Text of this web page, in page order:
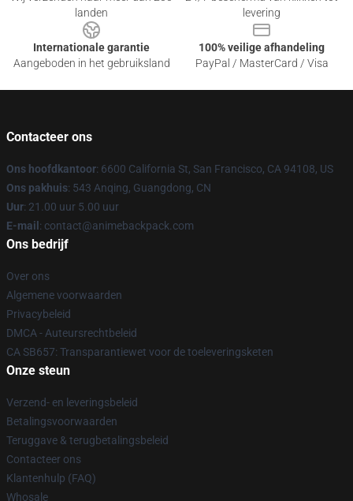
landen
levering
Internationale garantie
Aangeboden in het gebruiksland
100% veilige afhandeling
PayPal / MasterCard / Visa
Contacteer ons
Ons hoofdkantoor: 6600 California St, San Francisco, CA 94108, US
Ons pakhuis: 543 Anqing, Guangdong, CN
Uur: 21.00 uur 5.00 uur
E-mail : contact@animebackpack.com
Ons bedrijf
Over ons
Algemene voorwaarden
Privacybeleid
DMCA - Auteursrechtbeleid
CA SB657: Transparantiewet voor de toeleveringsketen
Onze steun
Verzend- en leveringsbeleid
Betalingsvoorwaarden
Teruggave & terugbetalingsbeleid
Contacteer ons
Klantenhulp (FAQ)
Whosale